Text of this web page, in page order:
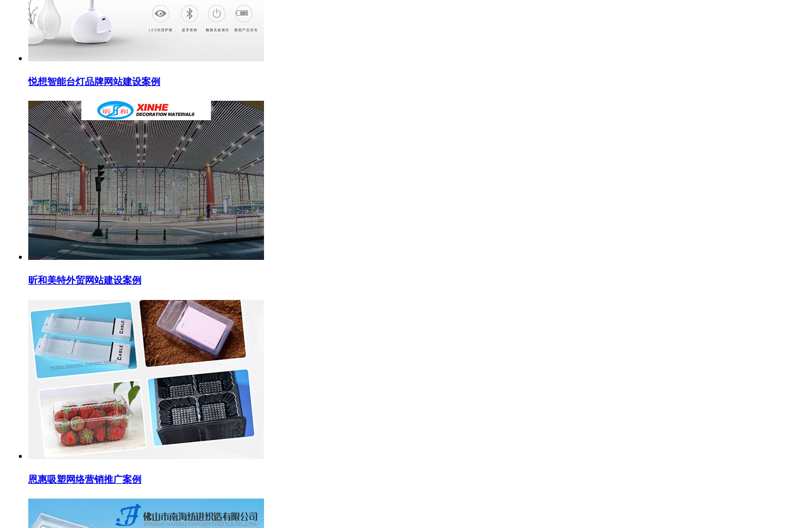
悦想智能台灯品牌网站建设案例
昕和美特外贸网站建设案例
恩惠吸塑网络营销推广案例